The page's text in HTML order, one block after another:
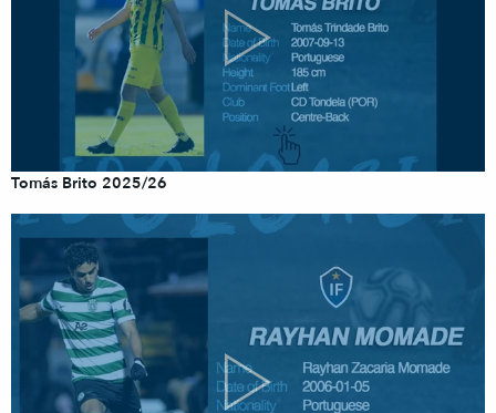
Tomás Brito 2025/26